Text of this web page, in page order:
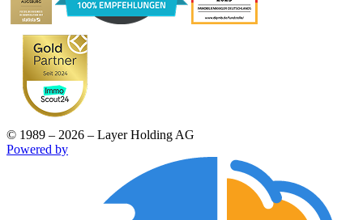
© 1989 – 2026 – Layer Holding AG
Powered by